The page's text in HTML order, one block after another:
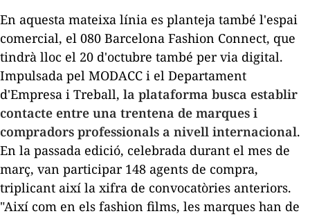
En aquesta mateixa línia es planteja també l'espai
comercial, el 080 Barcelona Fashion Connect, que
tindrà lloc el 20 d'octubre també per via digital.
Impulsada pel MODACC i el Departament
d'Empresa i Treball, la plataforma busca establir
contacte entre una trentena de marques i
compradors professionals a nivell internacional.
En la passada edició, celebrada durant el mes de
març, van participar 148 agents de compra,
triplicant així la xifra de convocatòries anteriors.
"Així com en els fashion films, les marques han de